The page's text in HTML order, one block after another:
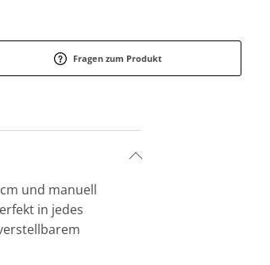
Fragen zum Produkt
und manuell
in jedes